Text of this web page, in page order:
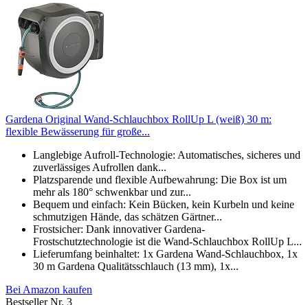
Gardena Original Wand-Schlauchbox RollUp L (weiß) 30 m:
flexible Bewässerung für große...
Langlebige Aufroll-Technologie: Automatisches, sicheres und
zuverlässiges Aufrollen dank...
Platzsparende und flexible Aufbewahrung: Die Box ist um
mehr als 180° schwenkbar und zur...
Bequem und einfach: Kein Bücken, kein Kurbeln und keine
schmutzigen Hände, das schätzen Gärtner...
Frostsicher: Dank innovativer Gardena-
Frostschutztechnologie ist die Wand-Schlauchbox RollUp L...
Lieferumfang beinhaltet: 1x Gardena Wand-Schlauchbox, 1x
30 m Gardena Qualitätsschlauch (13 mm), 1x...
Bei Amazon kaufen
Bestseller Nr. 3